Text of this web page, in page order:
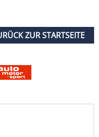
ZUR STARTSEITE